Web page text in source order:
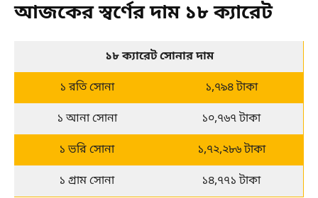
আজকের স্বর্ণের দাম ১৮ ক্যারেট
১৮ ক্যারেট সোনার দাম
১ রতি সোনা
১,৭৯৪ টাকা
১ আনা সোনা
১০,৭৬৭ টাকা
১ ভরি সোনা
১,৭২,২৮৬ টাকা
১ গ্রাম সোনা
১৪,৭৭১ টাকা